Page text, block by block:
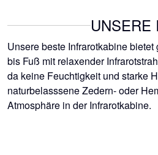
UNSERE
Unsere beste Infrarotkabine
bis Fuß mit relaxender
da keine Feuchtigkeit und starke
naturbelasssene Zedern- oder
Atmosphäre in der Infrarotkabine.